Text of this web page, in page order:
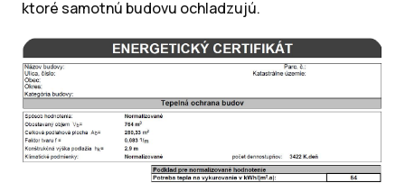
ktoré samotnú budovu ochladzujú.